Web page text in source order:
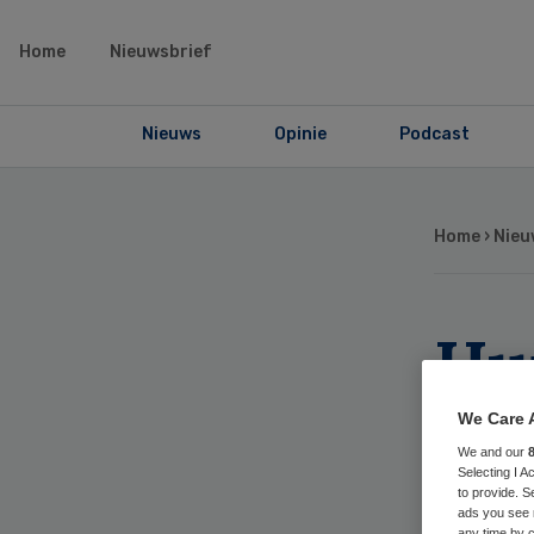
Home Nieuwsbrief
Nieuws Opinie Podcast
Home ›
We Care
We and our
Selecting I
to provide.
ads you see